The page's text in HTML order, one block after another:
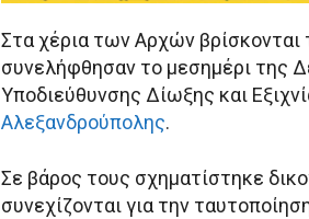
Στα χέρια των Αρχών βρίσκονται
συνελήφθησαν το μεσημέρι της
Υποδιεύθυνσης Δίωξης και
Αλεξανδρούπολης.
Σε βάρος τους σχηματίστηκε
συνεχίζονται για την